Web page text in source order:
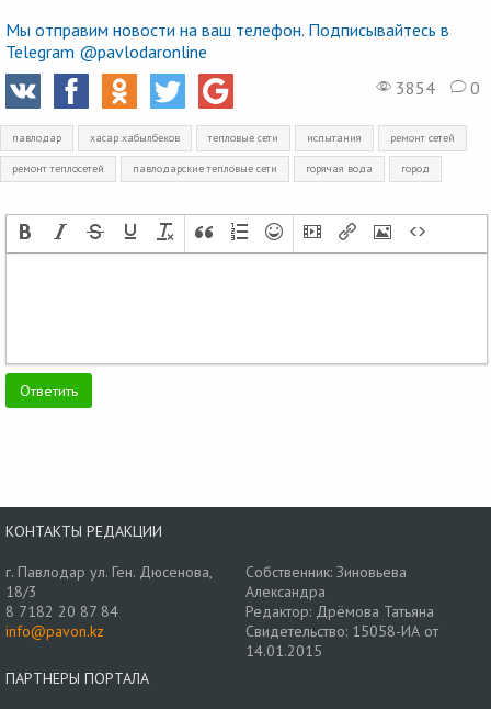
Мы отправим новости на ваш телефон. Подписывайтесь в
Telegram @pavlodaronline
3854
0
павлодар хасар хабылбеков тепловые сети испытания ремонт сетей
ремонт теплосетей павлодарские тепловые сети горячая вода город
КОНТАКТЫ РЕДАКЦИИ
г. Павлодар ул. Ген. Дюсенова,
18/3
8 7182 20 87 84
info@pavon.kz
Собственник: Зиновьева
Александра
Редактор: Дрёмова Татьяна
Свидетельство: 15058-ИА от
14.01.2015
ПАРТНЕРЫ ПОРТАЛА